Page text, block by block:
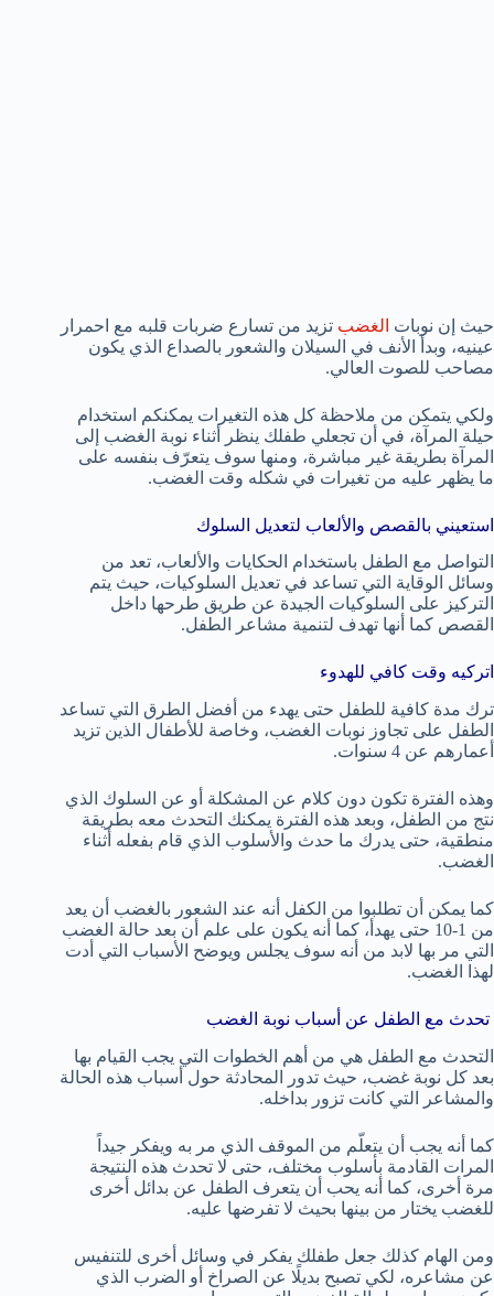
حيث إن نوبات الغضب تزيد من تسارع ضربات قلبه مع احمرار
عينيه، وبدأ الأنف في السيلان والشعور بالصداع الذي يكون
مصاحب للصوت العالي.
ولكي يتمكن من ملاحظة كل هذه التغيرات يمكنكم استخدام
حيلة المرآة، في أن تجعلي طفلك ينظر أثناء نوبة الغضب إلى
المرآة بطريقة غير مباشرة، ومنها سوف يتعرّف بنفسه على
ما يظهر عليه من تغيرات في شكله وقت الغضب.
استعيني بالقصص والألعاب لتعديل السلوك
التواصل مع الطفل باستخدام الحكايات والألعاب، تعد من
وسائل الوقاية التي تساعد في تعديل السلوكيات، حيث يتم
التركيز على السلوكيات الجيدة عن طريق طرحها داخل
القصص كما أنها تهدف لتنمية مشاعر الطفل.
اتركيه وقت كافي للهدوء
ترك مدة كافية للطفل حتى يهدء من أفضل الطرق التي تساعد
الطفل على تجاوز نوبات الغضب، وخاصة للأطفال الذين تزيد
أعمارهم عن 4 سنوات.
وهذه الفترة تكون دون كلام عن المشكلة أو عن السلوك الذي
نتج من الطفل، وبعد هذه الفترة يمكنك التحدث معه بطريقة
منطقية، حتى يدرك ما حدث والأسلوب الذي قام بفعله أثناء
الغضب.
كما يمكن أن تطلبوا من الكفل أنه عند الشعور بالغضب أن يعد
من 1-10 حتى يهدأ، كما أنه يكون على علم أن بعد حالة الغضب
التي مر بها لابد من أنه سوف يجلس ويوضح الأسباب التي أدت
لهذا الغضب.
تحدث مع الطفل عن أسباب نوبة الغضب
التحدث مع الطفل هي من أهم الخطوات التي يجب القيام بها
بعد كل نوبة غضب، حيث تدور المحادثة حول أسباب هذه الحالة
والمشاعر التي كانت تزور بداخله.
كما أنه يجب أن يتعلّم من الموقف الذي مر به ويفكر جيداً
المرات القادمة بأسلوب مختلف، حتى لا تحدث هذه النتيجة
مرة أخرى، كما أنه يحب أن يتعرف الطفل عن بدائل أخرى
للغضب يختار من بينها بحيث لا تفرضها عليه.
ومن الهام كذلك جعل طفلك يفكر في وسائل أخرى للتنفيس
عن مشاعره، لكي تصبح بديلًا عن الصراخ أو الضرب الذي